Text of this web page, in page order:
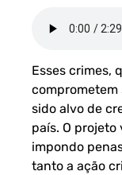
Esses crimes,
comprometem
sido alvo de
país. O
impondo
tanto a ação